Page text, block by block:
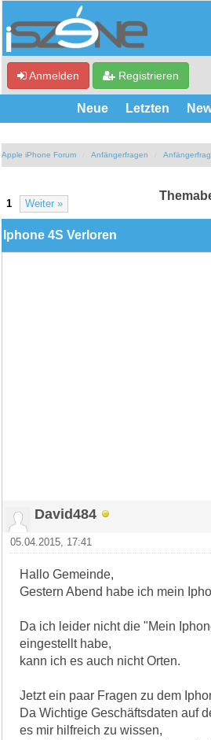
Anmelden Registrieren
Neue Letzten
Apple iPhone Forum Anfängerfragen
1 Weiter »
Iphone 4S Verloren
David484
05.04.2015, 17:41
Hallo Gemeinde,
Gestern Abend habe ich mein
Da ich leider nicht die "Mein
eingestellt habe,
kann ich es auch nicht Orten.
Jetzt ein paar Fragen zu dem
Da Wichtige Geschäftsdaten auf
es mir hilfreich zu wissen,